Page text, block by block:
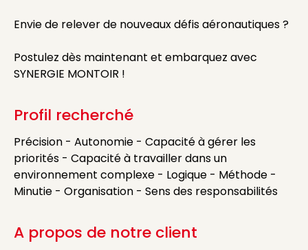
Envie de relever de nouveaux défis aéronautiques ?
Postulez dès maintenant et embarquez avec
SYNERGIE MONTOIR !
Profil recherché
Précision - Autonomie - Capacité à gérer les
priorités - Capacité à travailler dans un
environnement complexe - Logique - Méthode -
Minutie - Organisation - Sens des responsabilités
A propos de notre client